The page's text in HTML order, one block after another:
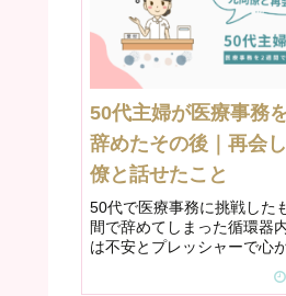
50代主婦が医療事務
辞めたその後｜再会
僚と話せたこと
50代で医療事務に挑戦した
間で辞めてしまった循環器
は不安とプレッシャーで心
と心残りでした。それから